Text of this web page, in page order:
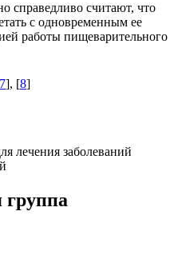
справедливо считают, что
с одновременным ее
работы пищеварительного
7], [8]
лечения заболеваний